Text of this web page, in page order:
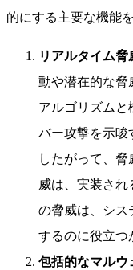
的にする主要な機能
リアルタイム脅
動や潜在的な脅
アルゴリズムと
バー攻撃を示唆
したがって、
威は、実装さ
の脅威は、シス
するのに役立つ
包括的なマルウ